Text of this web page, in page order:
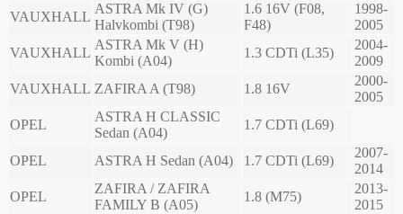
VAUXHALL
ASTRA Mk IV (G)
Halvkombi (T98)
1.6 16V (F08,
F48)
1998-
2005
VAUXHALL
ASTRA Mk V (H)
Kombi (A04)
1.3 CDTi (L35)
2004-
2009
VAUXHALL ZAFIRA A (T98) 1.8 16V
2000-
2005
OPEL
ASTRA H CLASSIC
Sedan (A04)
1.7 CDTi (L69)
OPEL ASTRA H Sedan (A04) 1.7 CDTi (L69)
2007-
2014
OPEL
ZAFIRA / ZAFIRA
FAMILY B (A05)
1.8 (M75)
2013-
2015